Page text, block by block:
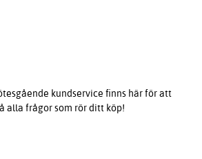
kundservice finns här för att
alla frågor som rör ditt köp!